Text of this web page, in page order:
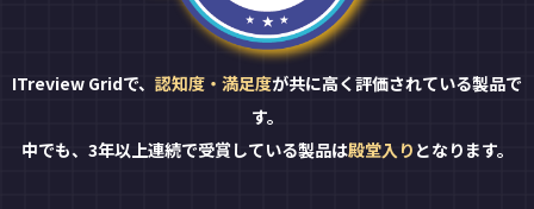
ITreview Gridで、 認知度・満足度が共に高く評価されている製品で
す。
中でも、3年以上連続で受賞している製品は殿堂入り となります。